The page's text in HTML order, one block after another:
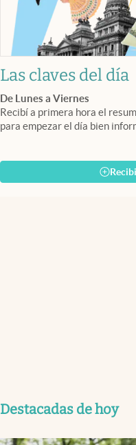
Las claves del día
De Lunes a Viernes
Recibí a primera hora el
para empezar el día bien
Destacadas de hoy